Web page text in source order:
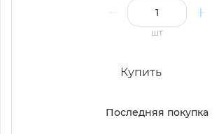
шт
Купить
Последняя покупка